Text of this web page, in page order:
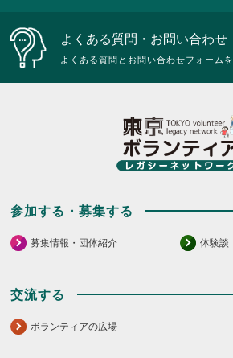
よくある質問・お問い合わせ
よくある質問とお問い合わせフォーム
参加する・募集する
募集情報・団体紹介 体験談
交流する
ボランティアの広場